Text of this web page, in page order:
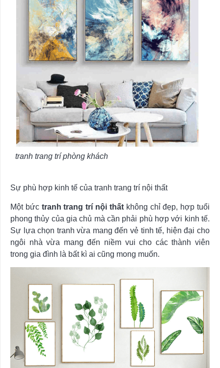
tranh trang trí phòng khách
Sự phù hợp kinh tế của tranh trang trí nội thất
Một bức tranh trang trí nội thấtkhông chỉ đẹp, hợp tuổi
phong thủy của gia chủ mà cần phải phù hợp với kinh tế.
Sự lựa chọn tranh vừa mang đến vẻ tinh tế, hiện đại cho
ngôi nhà vừa mang đến niềm vui cho các thành viên
trong gia đình là bất kì ai cũng mong muốn.